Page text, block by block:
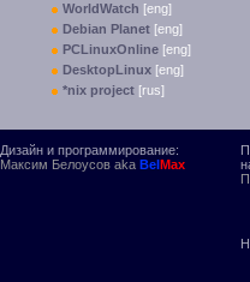
WorldWatch [eng]
Debian Planet [eng]
PCLinuxOnline [eng]
DesktopLinux [eng]
*nix project [rus]
Дизайн и программирование:
Максим Белоусов aka BelMax